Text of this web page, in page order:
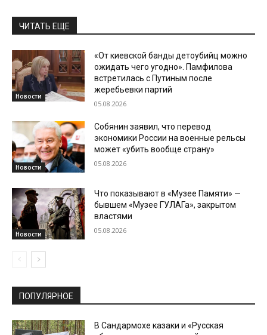
ЧИТАТЬ ЕЩЕ
Новости
«От киевской банды детоубийц можно
ожидать чего угодно». Памфилова
встретилась с Путиным после
жеребьевки партий
05.08.2026
Новости
Собянин заявил, что перевод
экономики России на военные рельсы
может «убить вообще страну»
05.08.2026
Новости
Что показывают в «Музее Памяти» —
бывшем «Музее ГУЛАГа», закрытом
властями
05.08.2026
ПОПУЛЯРНОЕ
В Сандармохе казаки и «Русская